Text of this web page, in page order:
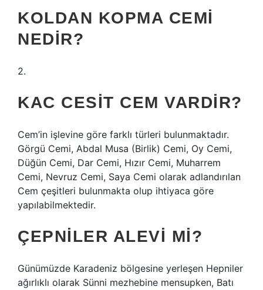
KOLDAN KOPMA CEMI
NEDIR?
2.
KAC CESIT CEM VARDIR?
Cem’in işlevine göre farklı türleri bulunmaktadır.
Görgü Cemi, Abdal Musa (Birlik) Cemi, Oy Cemi,
Düğün Cemi, Dar Cemi, Hızır Cemi, Muharrem
Cemi, Nevruz Cemi, Saya Cemi olarak adlandırılan
Cem çeşitleri bulunmakta olup ihtiyaca göre
yapılabilmektedir.
ÇEPNILER ALEVI MI?
Günümüzde Karadeniz bölgesine yerleşen Hepniler
ağırlıklı olarak Sünni mezhebine mensupken, Batı